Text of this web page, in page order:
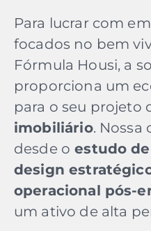
Para lucrar com
focados no bem
Fórmula Housi, a
proporciona um
para o seu projeto
imobiliário. Nossa
desde o estudo
design
operacional pós-
um ativo de alta